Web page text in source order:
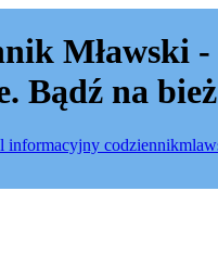
Mławski
Bądź na
mławski –